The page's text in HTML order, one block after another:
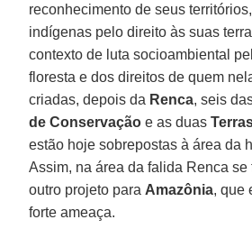
reconhecimento de seus
indígenas pelo direito às suas
contexto de luta socioambiental
floresta e dos direitos de quem
criadas, depois da Renca, seis
de Conservação e as duas
estão hoje sobrepostas à área da
Assim, na área da falida Renca se
outro projeto para Amazônia, que
forte ameaça.